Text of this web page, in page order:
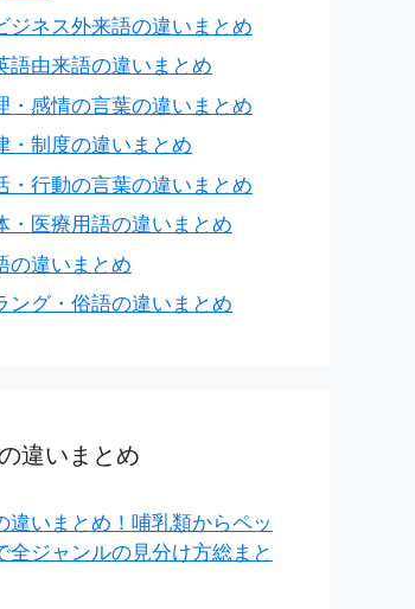
ジネス外来語の違いまとめ
語由来語の違いまとめ
・感情の言葉の違いまとめ
・制度の違いまとめ
・行動の言葉の違いまとめ
・医療用語の違いまとめ
の違いまとめ
ング・俗語の違いまとめ
違いまとめ
違いまとめ！哺乳類からペッ
全ジャンルの見分け方総まと